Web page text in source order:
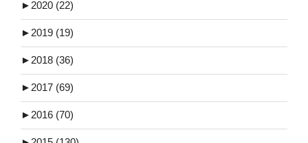
► 2020 (22)
► 2019 (19)
► 2018 (36)
► 2017 (69)
► 2016 (70)